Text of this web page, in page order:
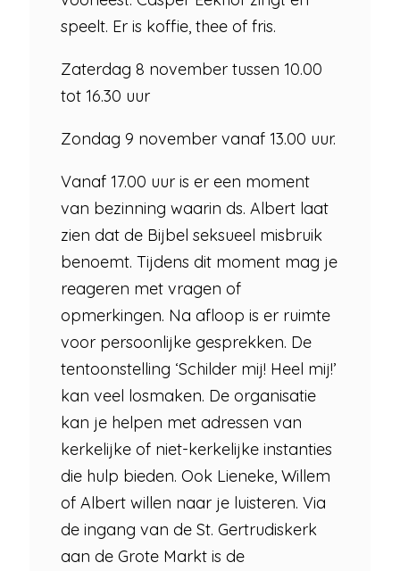
speelt. Er is koffie, thee of fris.
Zaterdag 8 november tussen 10.00
tot 16.30 uur
Zondag 9 november vanaf 13.00 uur.
Vanaf 17.00 uur is er een moment
van bezinning waarin ds. Albert laat
zien dat de Bijbel seksueel misbruik
benoemt. Tijdens dit moment mag je
reageren met vragen of
opmerkingen. Na afloop is er ruimte
voor persoonlijke gesprekken. De
tentoonstelling ‘Schilder mij! Heel mij!’
kan veel losmaken. De organisatie
kan je helpen met adressen van
kerkelijke of niet-kerkelijke instanties
die hulp bieden. Ook Lieneke, Willem
of Albert willen naar je luisteren. Via
de ingang van de St. Gertrudiskerk
aan de Grote Markt is de